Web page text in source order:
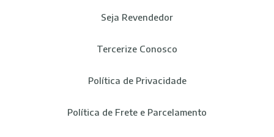
Seja Revendedor
Tercerize Conosco
Política de Privacidade
Política de Frete e Parcelamento